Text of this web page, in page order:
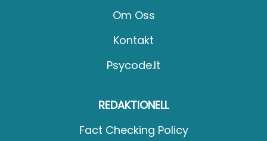
Om Oss
Kontakt
Psycode.it
REDAKTIONELL
Fact Checking Policy